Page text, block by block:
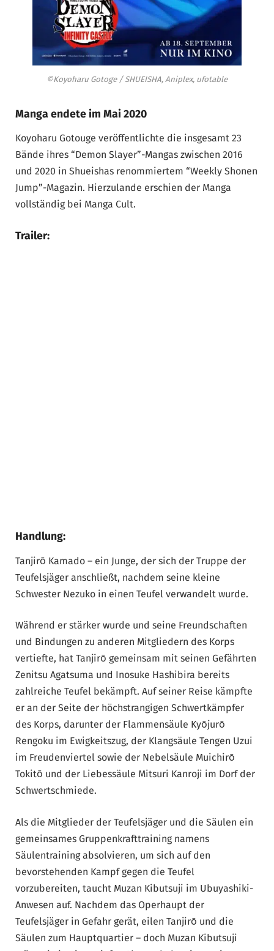
©Koyoharu Gotoge / SHUEISHA, Aniplex, ufotable
Manga endete im Mai 2020
Koyoharu Gotouge veröffentlichte die insgesamt 23
Bände ihres “Demon Slayer”-Mangas zwischen 2016
und 2020 in Shueishas renommiertem “Weekly Shonen
Jump”-Magazin. Hierzulande erschien der Manga
vollständig bei Manga Cult.
Trailer:
Handlung:
Tanjirō Kamado – ein Junge, der sich der Truppe der
Teufelsjäger anschließt, nachdem seine kleine
Schwester Nezuko in einen Teufel verwandelt wurde.
Während er stärker wurde und seine Freundschaften
und Bindungen zu anderen Mitgliedern des Korps
vertiefte, hat Tanjirō gemeinsam mit seinen Gefährten
Zenitsu Agatsuma und Inosuke Hashibira bereits
zahlreiche Teufel bekämpft. Auf seiner Reise kämpfte
er an der Seite der höchstrangigen Schwertkämpfer
des Korps, darunter der Flammensäule Kyōjurō
Rengoku im Ewigkeitszug, der Klangsäule Tengen Uzui
im Freudenviertel sowie der Nebelsäule Muichirō
Tokitō und der Liebessäule Mitsuri Kanroji im Dorf der
Schwertschmiede.
Als die Mitglieder der Teufelsjäger und die Säulen ein
gemeinsames Gruppenkrafttraining namens
Säulentraining absolvieren, um sich auf den
bevorstehenden Kampf gegen die Teufel
vorzubereiten, taucht Muzan Kibutsuji im Ubuyashiki-
Anwesen auf. Nachdem das Operhaupt der
Teufelsjäger in Gefahr gerät, eilen Tanjirō und die
Säulen zum Hauptquartier – doch Muzan Kibutsuji